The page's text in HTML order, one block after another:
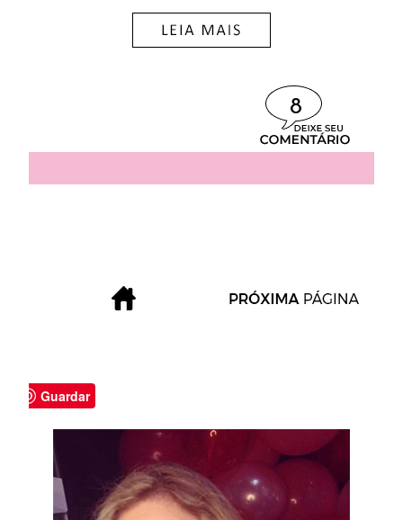
8
Guardar